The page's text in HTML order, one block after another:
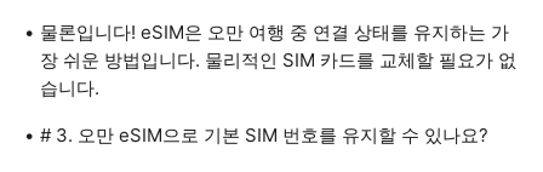
물론입니다! eSIM은 오만 여행 중 연결 상태를 유지하는 가
장 쉬운 방법입니다. 물리적인 SIM 카드를 교체할 필요가 없
습니다.
# 3. 오만 eSIM으로 기본 SIM 번호를 유지할 수 있나요?